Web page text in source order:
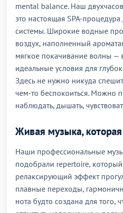
mental balance. Наш
это настоящая SPA-
системы. Широкие водные
воздух, наполненный
мягкое покачивание волны —
идеальные условия для
Здесь не нужно никуда
чем-то беспокоиться. Можно
наблюдать, дышать,
Живая музыка,
Наши профессиональные
подобрали repertoire, который
релаксирующий эффект
плавные переходы,
нота будто создана для того,